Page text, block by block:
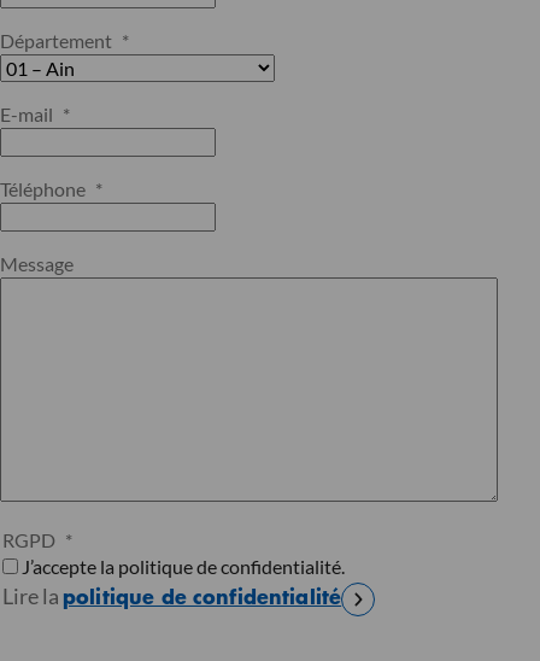
Département *
E-mail *
Téléphone *
Message
RGPD *
J’accepte la politique de confidentialité.
Lire la politique de confidentialité